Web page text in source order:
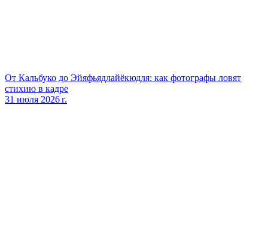
От Кальбуко до Эйяфьядлайёкюдля: как фотографы ловят
стихию в кадре
31 июля 2026 г.